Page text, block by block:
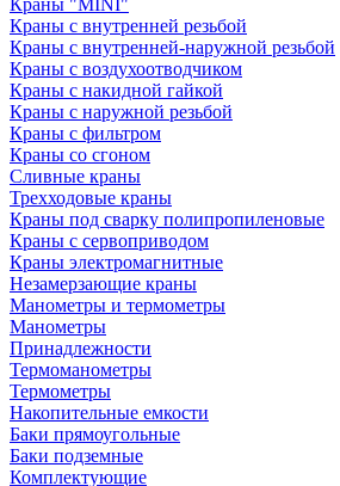
Краны с внутренней резьбой
Краны с внутренней-наружной резьбой
Краны с воздухоотводчиком
Краны с накидной гайкой
Краны с наружной резьбой
Краны с фильтром
Краны со сгоном
Сливные краны
Трехходовые краны
Краны под сварку полипропиленовые
Краны с сервоприводом
Краны электромагнитные
Незамерзающие краны
Манометры и термометры
Манометры
Принадлежности
Термоманометры
Термометры
Накопительные емкости
Баки прямоугольные
Баки подземные
Комплектующие